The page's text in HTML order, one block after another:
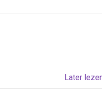
Later